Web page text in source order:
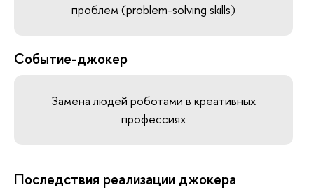
проблем (problem-solving skills)
Событие-джокер
Замена людей роботами в креативных
профессиях
Последствия реализации джокера